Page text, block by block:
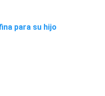
para su hijo